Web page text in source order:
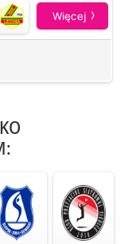
Więcej